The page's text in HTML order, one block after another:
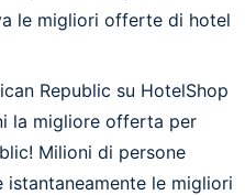
le migliori offerte di hotel
Republic su HotelShop
la migliore offerta per
Milioni di persone
le migliori